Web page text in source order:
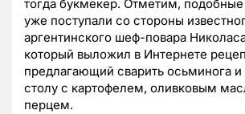
тогда букмекер. Отметим,
уже поступали со стороны
аргентинского шеф-повара
который выложил в Интернете
предлагающий сварить осьминога и
столу с картофелем, оливковым
перцем.